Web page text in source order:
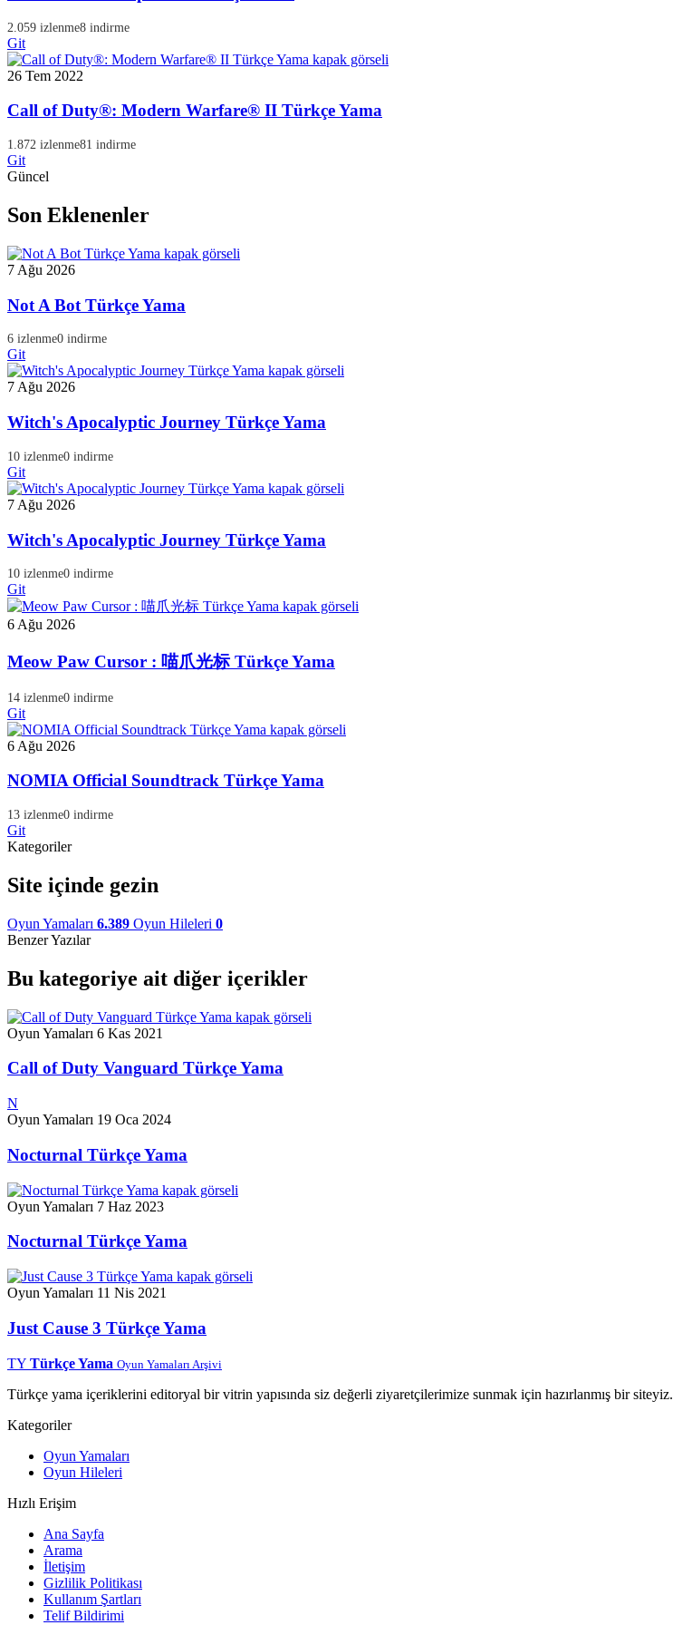
2.059 izlenme8 indirme
Git
26 Tem 2022
Call of Duty®: Modern Warfare® II Türkçe Yama
1.872 izlenme81 indirme
Git
Güncel
Son Eklenenler
7 Ağu 2026
Not A Bot Türkçe Yama
6 izlenme0 indirme
Git
7 Ağu 2026
Witch's Apocalyptic Journey Türkçe Yama
10 izlenme0 indirme
Git
7 Ağu 2026
Witch's Apocalyptic Journey Türkçe Yama
10 izlenme0 indirme
Git
6 Ağu 2026
Meow Paw Cursor : 喵爪光标 Türkçe Yama
14 izlenme0 indirme
Git
6 Ağu 2026
NOMIA Official Soundtrack Türkçe Yama
13 izlenme0 indirme
Git
Kategoriler
Site içinde gezin
Oyun Yamaları 6.389 Oyun Hileleri 0
Benzer Yazılar
Bu kategoriye ait diğer içerikler
Oyun Yamaları 6 Kas 2021
Call of Duty Vanguard Türkçe Yama
N
Oyun Yamaları 19 Oca 2024
Nocturnal Türkçe Yama
Oyun Yamaları 7 Haz 2023
Nocturnal Türkçe Yama
Oyun Yamaları 11 Nis 2021
Just Cause 3 Türkçe Yama
TY Türkçe Yama Oyun Yamaları Arşivi
Türkçe yama içeriklerini editoryal bir vitrin yapısında siz değerli ziyaretçilerimize sunmak için hazırlanmış bir siteyiz.
Kategoriler
Oyun Yamaları
Oyun Hileleri
Hızlı Erişim
Ana Sayfa
Arama
İletişim
Gizlilik Politikası
Kullanım Şartları
Telif Bildirimi